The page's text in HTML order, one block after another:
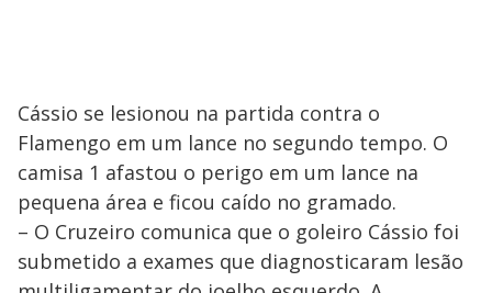
Cássio se lesionou na partida contra o
Flamengo em um lance no segundo tempo. O
camisa 1 afastou o perigo em um lance na
pequena área e ficou caído no gramado.
– O Cruzeiro comunica que o goleiro Cássio foi
submetido a exames que diagnosticaram lesão